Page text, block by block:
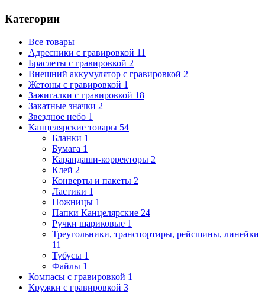
Категории
Все товары
Адресники с гравировкой 11
Браслеты с гравировкой 2
Внешний аккумулятор с гравировкой 2
Жетоны с гравировкой 1
Зажигалки с гравировкой 18
Закатные значки 2
Звездное небо 1
Канцелярские товары 54
Бланки 1
Бумага 1
Карандаши-корректоры 2
Клей 2
Конверты и пакеты 2
Ластики 1
Ножницы 1
Папки Канцелярские 24
Ручки шариковые 1
Треугольники, транспортиры, рейсшины, линейки
11
Тубусы 1
Файлы 1
Компасы с гравировкой 1
Кружки с гравировкой 3